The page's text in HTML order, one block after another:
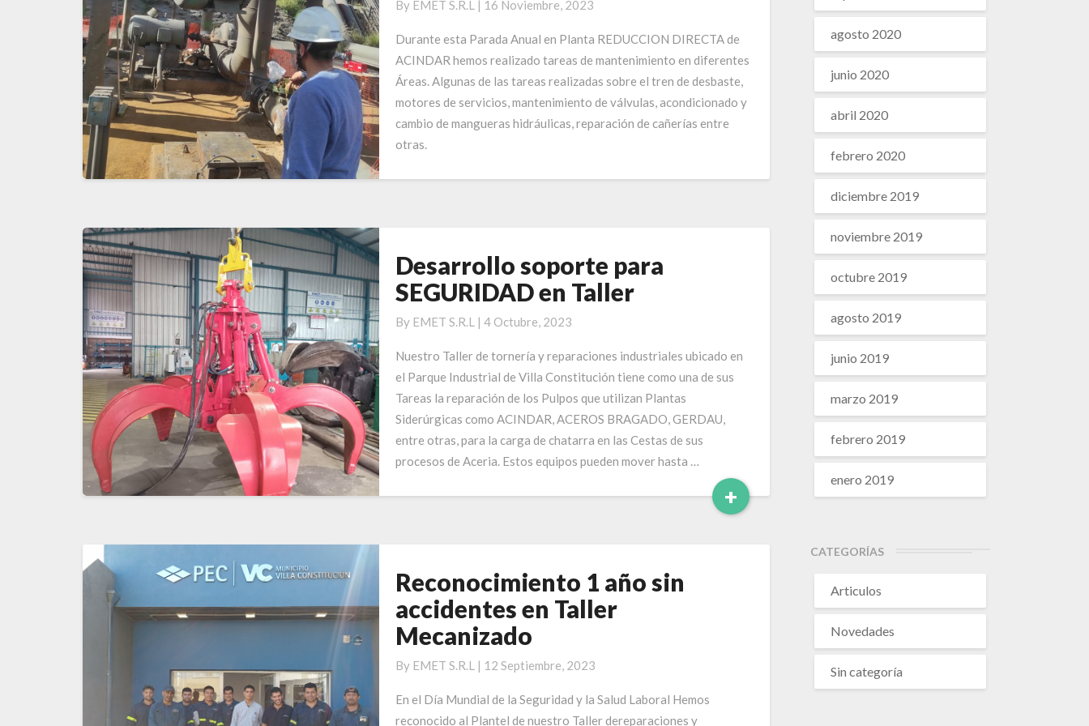
de
Planta
ACINDAR
By EMET S.R.L | 16 Noviembre, 2023
Durante esta Parada Anual en Planta REDUCCION DIRECTA de
ACINDAR hemos realizado tareas de mantenimiento en diferentes
Áreas. Algunas de las tareas realizadas sobre el tren de desbaste,
motores de servicios, mantenimiento de válvulas, acondicionado y
cambio de mangueras hidráulicas, reparación de cañerías entre
otras.
Desarrollo
soporte
para
SEGURIDAD
Taller
Desarrollo soporte para
SEGURIDAD en Taller
By EMET S.R.L | 4 Octubre, 2023
Nuestro Taller de tornería y reparaciones industriales ubicado en
el Parque Industrial de Villa Constitución tiene como una de sus
Tareas la reparación de los Pulpos que utilizan Plantas
Siderúrgicas como ACINDAR, ACEROS BRAGADO, GERDAU,
entre otras, para la carga de chatarra en las Cestas de sus
procesos de Aceria. Estos equipos pueden mover hasta …
+Leer
Más
Reconocimiento
año
sin
accidentes
Taller
Mecanizado
Reconocimiento 1 año sin
accidentes en Taller
Mecanizado
By EMET S.R.L | 12 Septiembre, 2023
En el Día Mundial de la Seguridad y la Salud Laboral Hemos
reconocido al Plantel de nuestro Taller dereparaciones y
agosto 2020
junio 2020
abril 2020
febrero 2020
diciembre 2019
noviembre 2019
octubre 2019
agosto 2019
junio 2019
marzo 2019
febrero 2019
enero 2019
CATEGORÍAS
Articulos
Novedades
Sin categoría